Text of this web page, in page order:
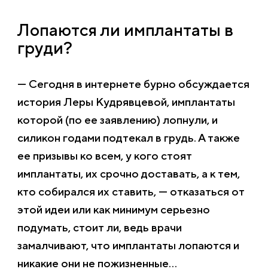
Лопаются ли имплантаты в
груди?
— Сегодня в интернете бурно обсуждается
история Леры Кудрявцевой, имплантаты
которой (по ее заявлению) лопнули, и
силикон годами подтекал в грудь. А также
ее призывы ко всем, у кого стоят
имплантаты, их срочно доставать, а к тем,
кто собирался их ставить, — отказаться от
этой идеи или как минимум серьезно
подумать, стоит ли, ведь врачи
замалчивают, что имплантаты лопаются и
никакие они не пожизненные…